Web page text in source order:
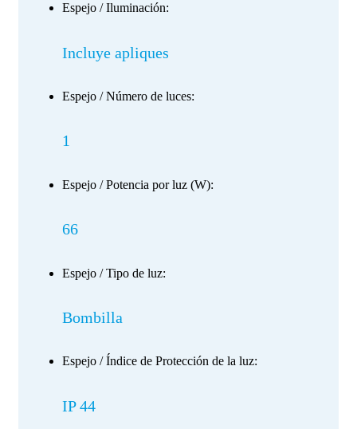
Espejo / Iluminación:
Incluye apliques
Espejo / Número de luces:
1
Espejo / Potencia por luz (W):
66
Espejo / Tipo de luz:
Bombilla
Espejo / Índice de Protección de la luz:
IP 44